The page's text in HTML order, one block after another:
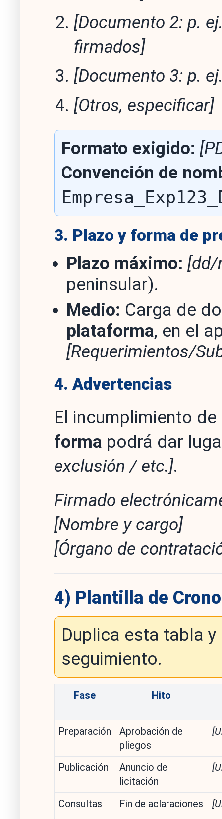
[Documento 2: p.
firmados]
[Documento 3: p.
[Otros, especificar]
Formato exigido:
Convención de
3. Plazo y forma de
Plazo máximo: [dd/
peninsular).
Medio: Carga de
plataforma, en el
[Requerimientos/
4. Advertencias
El incumplimiento
forma podrá dar
exclusión / etc.].
Firmado
[Nombre y cargo]
[Órgano de
4) Plantilla de
Duplica esta tabla
seguimiento.
Fase Hito
Preparación
Aprobación de
pliegos
Publicación
Anuncio de
licitación
Consultas Fin de aclaraciones